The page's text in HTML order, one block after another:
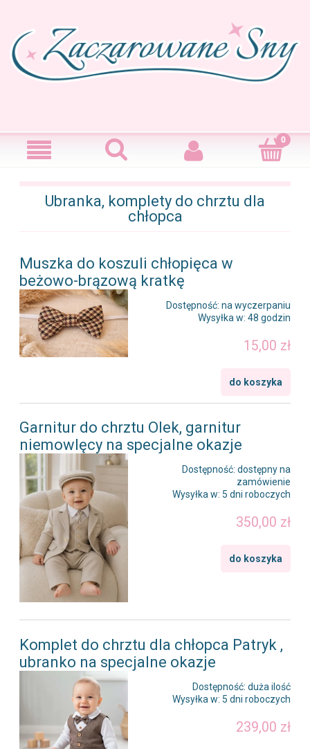
Ubranka, komplety do chrztu dla
chłopca
Muszka do koszuli chłopięca w
beżowo-brązową kratkę
Dostępność: na wyczerpaniu
Wysyłka w: 48 godzin
15,00 zł
do koszyka
Garnitur do chrztu Olek, garnitur
niemowlęcy na specjalne okazje
Dostępność: dostępny na
zamówienie
Wysyłka w: 5 dni roboczych
350,00 zł
do koszyka
Komplet do chrztu dla chłopca Patryk ,
ubranko na specjalne okazje
Dostępność: duża ilość
Wysyłka w: 5 dni roboczych
239,00 zł